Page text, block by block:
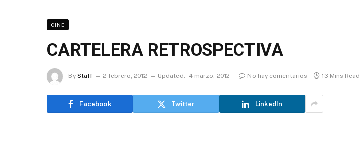
CINE
CARTELERA RETROSPECTIVA
By Staff 2 febrero, 2012 Updated: 4 marzo, 2012 No hay comentarios 13 Mins Read
Facebook Twitter LinkedIn